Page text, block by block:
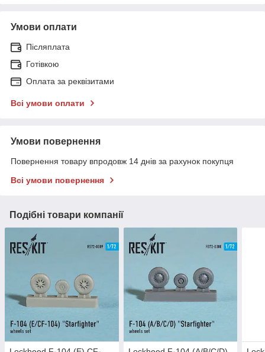
Умови оплати
Післяплата
Готівкою
Оплата за реквізитами
Всі умови оплати
Умови повернення
Повернення товару впродовж 14 днів за рахунок покупця
Всі умови повернення
Подібні товари компанії